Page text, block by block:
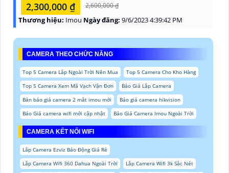
2,300,000 ₫ 2,600,000 ₫
Thương hiệu: Imou Ngày đăng: 9/6/2023 4:39:42 PM
CAMERA THEO CHỨC NĂNG
Top 5 Camera Lắp Ngoài Trời Nên Mua
Top 5 Camera Cho Kho Hàng
Top 5 Camera Xem Mã Vạch Vận Đơn
Báo Giá Lắp Camera
Bản báo giá camera 2 mắt imou mới
Báo giá camera hikvision
Báo Giá camera wifi mới cập nhật
Báo Giá Camera Imou Ngoài Trời
CAMERA KẾT NỐI WIFI
Lắp Camera Ezviz Báo Động Giá Rẻ
Lắp Camera Wifi 360 Dahua Ngoài Trời
Lắp Camera Wifi 3k Sắc Nét